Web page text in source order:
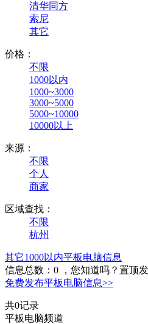
清华同方
索尼
其它
价格：
不限
1000以内
1000~3000
3000~5000
5000~10000
10000以上
来源：
不限
个人
商家
区域查找：
不限
杭州
其它1000以内平板电脑信息
信息总数： 0 ，您知道吗？置顶
免费发布平板电脑信息>>
共0记录
平板电脑频道